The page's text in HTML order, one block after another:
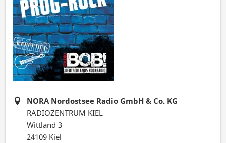
NORA Nordostsee Radio GmbH & Co. KG
RADIOZENTRUM KIEL
Wittland 3
24109 Kiel